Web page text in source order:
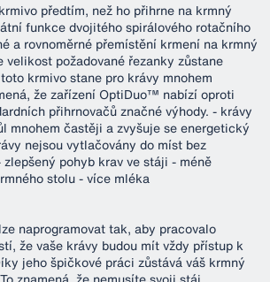
předtím, než ho přihrne na krmný
funkce dvojitého spirálového rotačního
a rovnoměrné přemístění krmení na krmný
požadované řezanky zůstane
krmivo stane pro krávy mnohem
že zařízení OptiDuo™ nabízí oproti
přihrnovačů značné výhody. - krávy
mnohem častěji a zvyšuje se energetický
nejsou vytlačovány do míst bez
pohyb krav ve stáji - méně
stolu - více mléka
naprogramovat tak, aby pracovalo
že vaše krávy budou mít vždy přístup k
jeho špičkové práci zůstává váš krmný